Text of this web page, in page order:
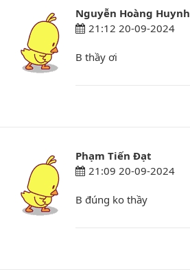
Nguyễn Hoàng Huynh
21:12 20-09-2024
B thầy ơi
Phạm Tiến Đạt
21:09 20-09-2024
B đúng ko thầy